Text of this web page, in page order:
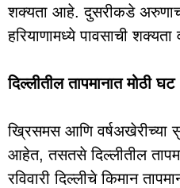
शक्यता आहे. दुसरीकडे
हरियाणामध्ये पावसाची
दिल्लीतील तापमानात मोठी घट
ख्रिसमस आणि
आहेत, तसतसे दिल्लीतील
रविवारी दिल्लीचे किमान